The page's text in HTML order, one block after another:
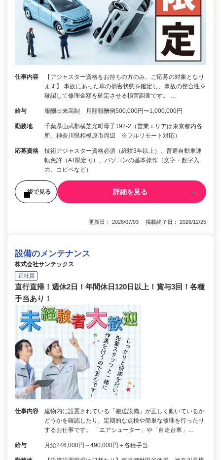
仕事内容
【アジャスター資格をお持ちの方のみ、ご応募の対象となり
ます】 事故にあった車の損害状態を鑑定し、事故の整合性を
確認して修理金額を確定させる損害調査です。 …
給与 報酬出来高制 月額報酬例500,000円〜1,000,000円
勤務地
千葉県山武郡横芝光町母子192-2（営業エリアは東京都内各
所、神奈川県相模原市周辺 ※フルリモート対応）
応募資格
技術アジャスター資格必須（経験3年以上）、普通自動車運
転免許（AT限定可）、パソコンの基本操作（文字・数字入
力、コピペなど）
後で見る 詳細を見る
更新日： 2026/07/03 掲載終了日： 2026/12/25
設備のメンテナンス
株式会社サンテックス
正社員
直行直帰！週休2日！年間休日120日以上！賞与3回！各種
手当あり！
仕事内容
建物内に設置されている「搬送設備」が正しく動いているか
どうかを確認したり、定期的な点検や簡単な修理を行ったり
するお仕事です。 「エアシューター」や「自走台車」…
給与 月給246,000円～490,000円＋各種手当